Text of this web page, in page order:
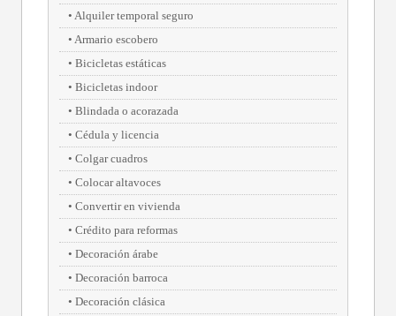
Alquiler temporal seguro
Armario escobero
Bicicletas estáticas
Bicicletas indoor
Blindada o acorazada
Cédula y licencia
Colgar cuadros
Colocar altavoces
Convertir en vivienda
Crédito para reformas
Decoración árabe
Decoración barroca
Decoración clásica